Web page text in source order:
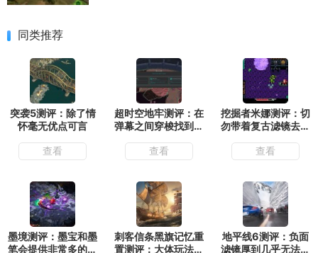
同类推荐
突袭5测评：除了情
怀毫无优点可言
查看
超时空地牢测评：在
弹幕之间穿梭找到合
查看
挖掘者米娜测评：切
勿带着复古滤镜去看
查看
墨境测评：墨宝和墨
笔会提供非常多的构
刺客信条黑旗记忆重
置测评：大体玩法不
地平线6测评：负面
滤镜厚到几乎无法忽